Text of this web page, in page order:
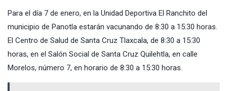
Para el día 7 de enero, en la Unidad Deportiva El Ranchito del
municipio de Panotla estarán vacunando de 8:30 a 15:30 horas.
El Centro de Salud de Santa Cruz Tlaxcala, de 8:30 a 15:30
horas, en el Salón Social de Santa Cruz Quilehtla, en calle
Morelos, número 7, en horario de 8:30 a 15:30 horas.